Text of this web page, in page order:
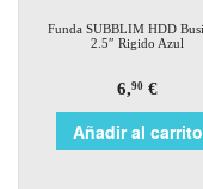
Funda SUBBLIM HDD
2.5″ Rigido Azul
6,90 €
Añadir al carrito